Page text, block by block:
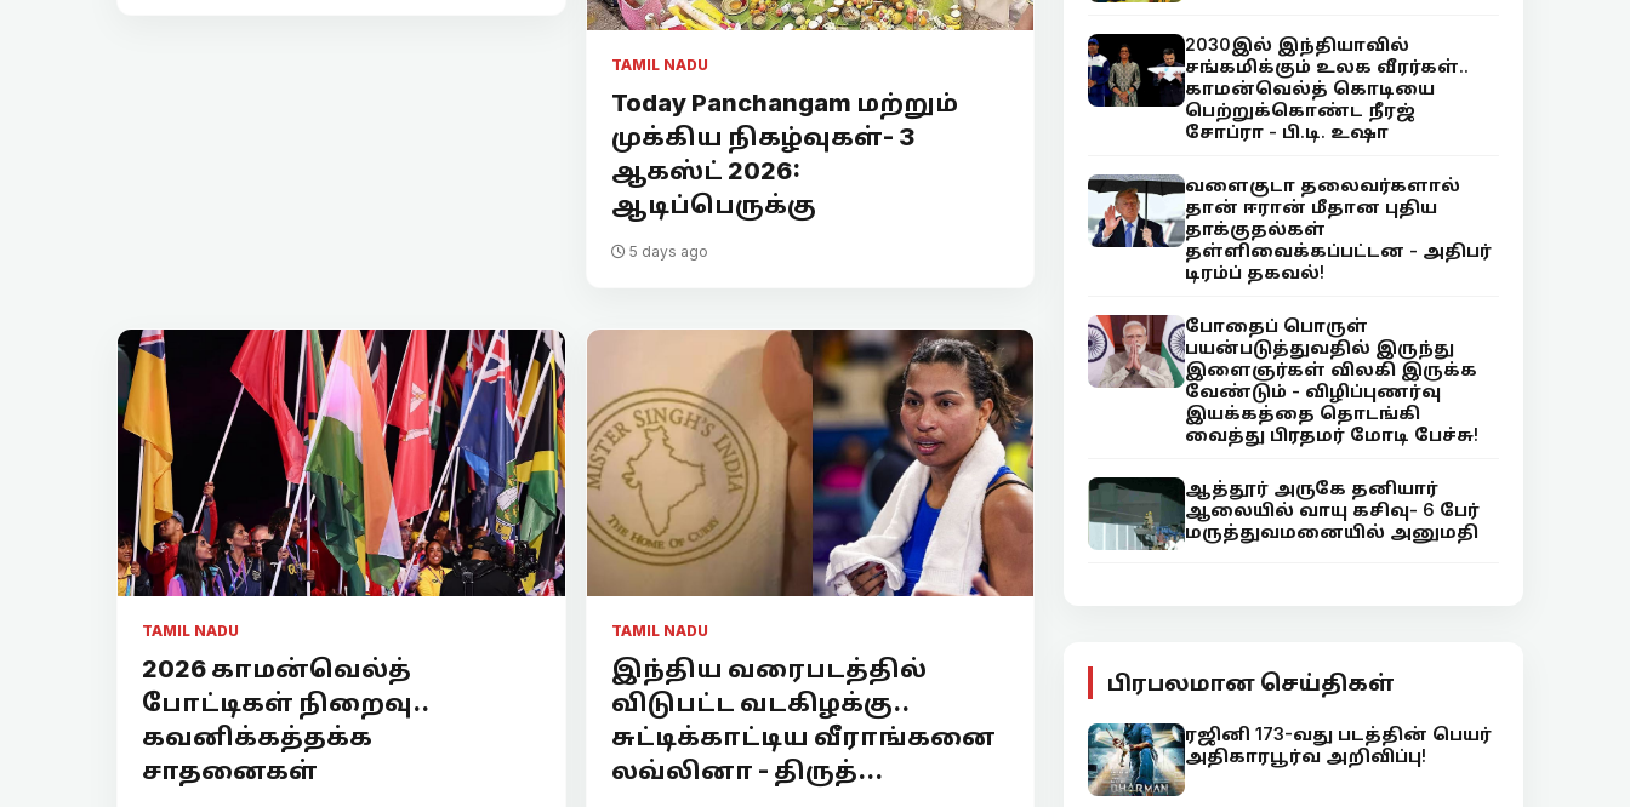
TAMIL NADU
Today Panchangam மற்றும்
முக்கிய நிகழ்வுகள்- 3
ஆகஸ்ட் 2026:
ஆடிப்பெருக்கு
5 days ago
TAMIL NADU
2026 காமன்வெல்த்
போட்டிகள் நிறைவு..
கவனிக்கத்தக்க
சாதனைகள்
TAMIL NADU
இந்திய வரைபடத்தில்
விடுபட்ட வடகிழக்கு..
சுட்டிக்காட்டிய வீராங்கனை
லவ்லினா - திருத்...
2030இல் இந்தியாவில்
சங்கமிக்கும் உலக வீரர்கள்..
காமன்வெல்த் கொடியை
பெற்றுக்கொண்ட நீரஜ்
சோப்ரா - பி.டி. உஷா
வளைகுடா தலைவர்களால்
தான் ஈரான் மீதான புதிய
தாக்குதல்கள்
தள்ளிவைக்கப்பட்டன - அதிபர்
டிரம்ப் தகவல்!
போதைப் பொருள்
பயன்படுத்துவதில் இருந்து
இளைஞர்கள் விலகி இருக்க
வேண்டும் - விழிப்புணர்வு
இயக்கத்தை தொடங்கி
வைத்து பிரதமர் மோடி பேச்சு!
ஆத்தூர் அருகே தனியார்
ஆலையில் வாயு கசிவு- 6 பேர்
மருத்துவமனையில் அனுமதி
பிரபலமான செய்திகள்
ரஜினி 173-வது படத்தின் பெயர்
அதிகாரபூர்வ அறிவிப்பு!